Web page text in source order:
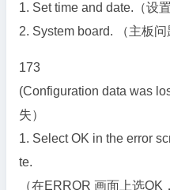
1. Set time and date.（设
2. System board. （主板问
173
(Configuration data was
失）
1. Select OK in the error
te.
（在ERROR 画面上选OK